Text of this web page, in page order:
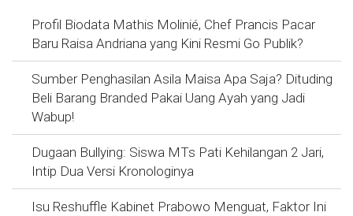
Profil Biodata Mathis Molinié, Chef Prancis Pacar
Baru Raisa Andriana yang Kini Resmi Go Publik?
Sumber Penghasilan Asila Maisa Apa Saja? Dituding
Beli Barang Branded Pakai Uang Ayah yang Jadi
Wabup!
Dugaan Bullying: Siswa MTs Pati Kehilangan 2 Jari,
Intip Dua Versi Kronologinya
Isu Reshuffle Kabinet Prabowo Menguat, Faktor Ini